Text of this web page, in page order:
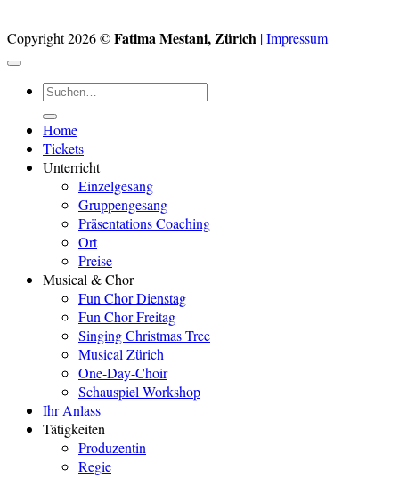
Copyright 2026 ©Fatima Mestani, Zürich | Impressum
Suchen
Home
Tickets
Unterricht
Einzelgesang
Gruppengesang
Präsentations Coaching
Ort
Preise
Musical & Chor
Fun Chor Dienstag
Fun Chor Freitag
Singing Christmas Tree
Musical Zürich
One-Day-Choir
Schauspiel Workshop
Ihr Anlass
Tätigkeiten
Produzentin
Regie